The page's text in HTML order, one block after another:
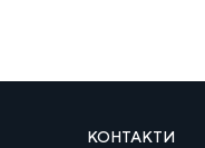
КОНТАКТИ